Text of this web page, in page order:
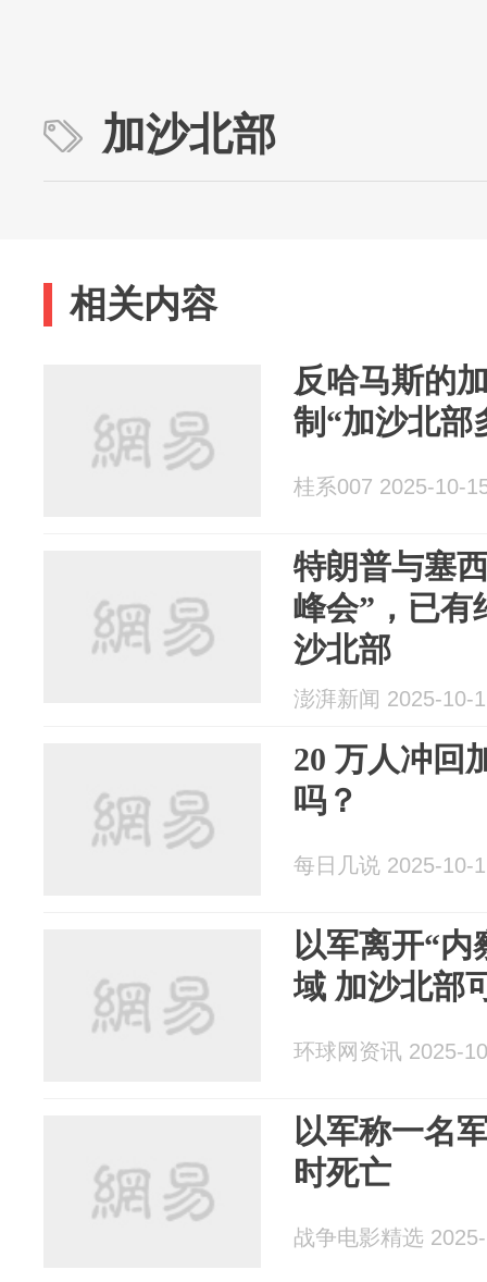
加沙北部
相关内容
反哈马斯的
制“加沙北部
桂系007 2025-10-
特朗普与塞
峰会”，已有
沙北部
澎湃新闻 2025-10-
20 万人冲回
吗？
每日几说 2025-10-
以军离开“内
域 加沙北部
环球网资讯 2025-
以军称一名
时死亡
战争电影精选